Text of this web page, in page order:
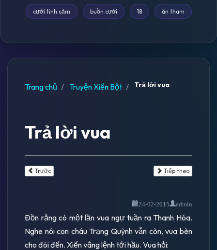
cười tình cảm buồn cười 18 ăn tham
Trang chủ Truyện Xiển Bột Trả lời vua
Trả lời vua
Trước Tiếp theo
24-02-2015 admin
Ðồn rằng có một lần vua ngự tuần ra Thanh Hóa.
Nghe nói con cháu Trạng Quỳnh vẫn còn, vua bèn
cho đòi đến. Xiển vâng lệnh tới hầu. Vua hỏi: